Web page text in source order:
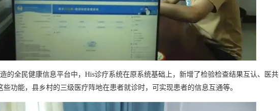
的全民健康信息平台中，His诊疗系统在原系统基础上，新增了检验检查结果互认、医共
些功能，县乡村的三级医疗阵地在患者就诊时，可实现患者的信息互通等。